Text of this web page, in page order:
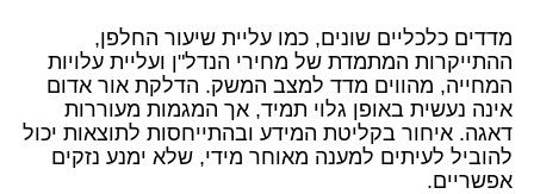
מדדים כלכליים שונים, כמו עליית שיעור החלפן,
ההתייקרות המתמדת של מחירי הנדל"ן ועליית עלויות
המחייה, מהווים מדד למצב המשק. הדלקת אור אדום
אינה נעשית באופן גלוי תמיד, אך המגמות מעוררות
דאגה. איחור בקליטת המידע ובהתייחסות לתוצאות יכול
להוביל לעיתים למענה מאוחר מידי, שלא ימנע נזקים
אפשריים.